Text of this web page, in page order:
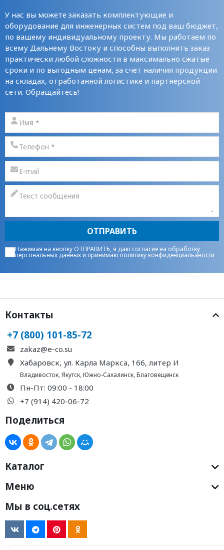
У нас вы можете заказать комплектующие и
оборудование для инженерных систем под ваш бюджет,
по вашему индивидуальному проекту. Мы работаем по
всему Дальнему Востоку и способны выполнить заказ
практически любой сложности в максимально сжатые
сроки и по выгодным ценам, за счет наличия продукции
на складах, отработанной логистике и партнерской
сети. Обращайтесь!
ОТПРАВИТЬ
Нажимая на кнопку ОТПРАВИТЬ, я даю согласие на обработку
персональных данныхи принимаюполитику конфиденциальаности
Контакты
+7 (800) 101-85-72
zakaz@e-co.su
Хабаровск, ул. Карла Маркса, 166, литер И
Владивосток,Якутск,Южно-Сахалинск,Благовещенск
Пн-Пт: 09:00 - 18:00
+7 (914) 420-06-72
Поделиться
Каталог
Меню
Мы в соц.сетях